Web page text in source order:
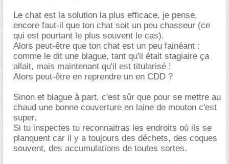
Le chat est la solution la plus efficace, je pense,
encore faut-il que ton chat soit un peu chasseur (ce
qui est pourtant le plus souvent le cas).
Alors peut-être que ton chat est un peu fainéant :
comme le dit une blague, tant qu'il était stagiaire ça
allait, mais maintenant qu'il est titularisé !
Alors peut-être en reprendre un en CDD ?
Sinon et blague à part, c'est sûr que pour se mettre au
chaud une bonne couverture en laine de mouton c'est
super.
Si tu inspectes tu reconnaitras les endroits où ils se
planquent car il y a toujours des déchets, des coques
souvent, des accumulations de toutes sortes.